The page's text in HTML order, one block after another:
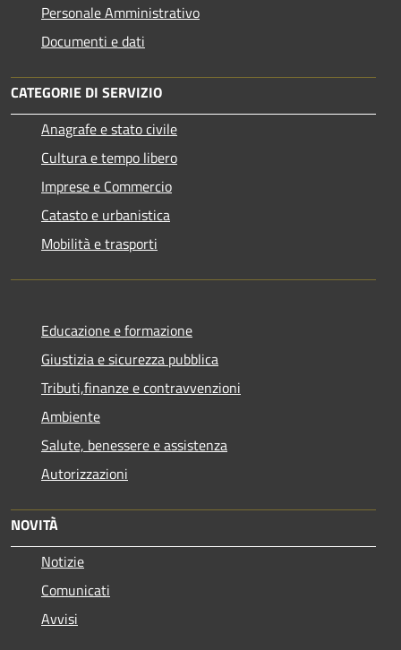
Personale Amministrativo
Documenti e dati
CATEGORIE DI SERVIZIO
Anagrafe e stato civile
Cultura e tempo libero
Imprese e Commercio
Catasto e urbanistica
Mobilità e trasporti
Educazione e formazione
Giustizia e sicurezza pubblica
Tributi,finanze e contravvenzioni
Ambiente
Salute, benessere e assistenza
Autorizzazioni
NOVITÀ
Notizie
Comunicati
Avvisi